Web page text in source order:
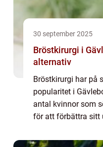
30 september 2025
Bröstkirurgi i
alternativ
Bröstkirurgi har på
popularitet i
antal kvinnor som
för att förbättra sitt